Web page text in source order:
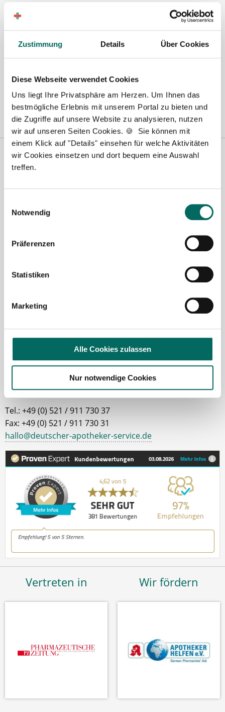
Zustimmung Details Über Cookies
Diese Webseite verwendet Cookies
Uns liegt Ihre Privatsphäre am Herzen. Um Ihnen das
bestmögliche Erlebnis mit unserem Portal zu bieten und
die Zugriffe auf unsere Website zu analysieren, nutzen
wir auf unseren Seiten Cookies. 🍪 Sie können mit
einem Klick auf "Details" einsehen für welche Aktivitäten
wir Cookies einsetzen und dort bequem eine Auswahl
treffen.
Notwendig
Präferenzen
Statistiken
Marketing
Alle Cookies zulassen
Nur notwendige Cookies
Hier finden Sie aktuelle Stellenangebote in Ihrer
Wunschregion:
Berlin|Biberach|Dinslaken Dortmund Essen|Fürth|
Hamburg|Hannover|Heilbronn|Ingolstadt|Kassel|Lübeck|
Pforzheim|Schweinfurt|Stendal |Stuttgart
Wilhelmshaven|
Ich unterstütze Sie gerne bei der Suche nach einer
Fragen zu unseren Stellenangeboten oder zum
melden Sie sich gern.
Jetzt zur kostenlosen Stellenanfrage
Kontakt
Tel.: +49 (0) 521 / 911 730 37
Fax: +49 (0) 521 / 911 730 31
hallo@deutscher-apotheker-service.de
Vertreten in Wir fördern